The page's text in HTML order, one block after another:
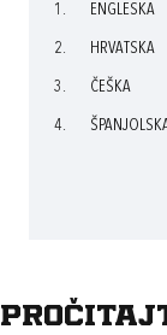
1. ENGLESKA
2. HRVATSKA
3. ČEŠKA
4.